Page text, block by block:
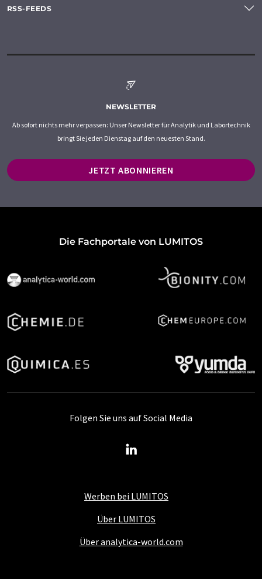
RSS-FEEDS
NEWSLETTER
Ab sofort nichts mehr verpassen: Unser Newsletter für Analytik und Labortechnik
bringt Sie jeden Dienstag auf den neuesten Stand.
JETZT ABONNIEREN
Die Fachportale von LUMITOS
Werben bei LUMITOS
Über LUMITOS
Über analytica-world.com
Folgen Sie uns auf Social Media